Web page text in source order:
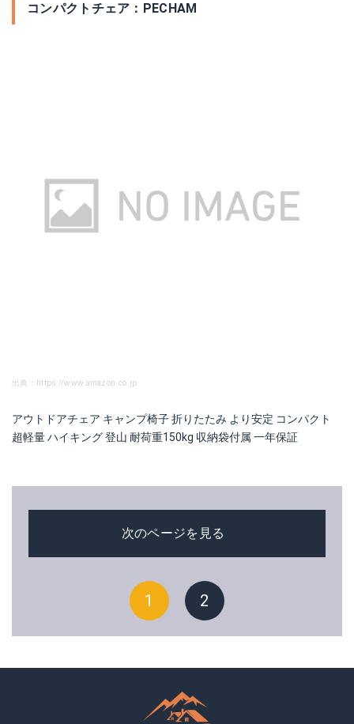
コンパクトチェア：PECHAM
出典：https://www.amazon.co.jp
アウトドアチェア キャンプ椅子 折りたたみ より安定 コンパクト
超軽量 ハイキング 登山 耐荷重150kg 収納袋付属 一年保証
次のページを見る
1 2